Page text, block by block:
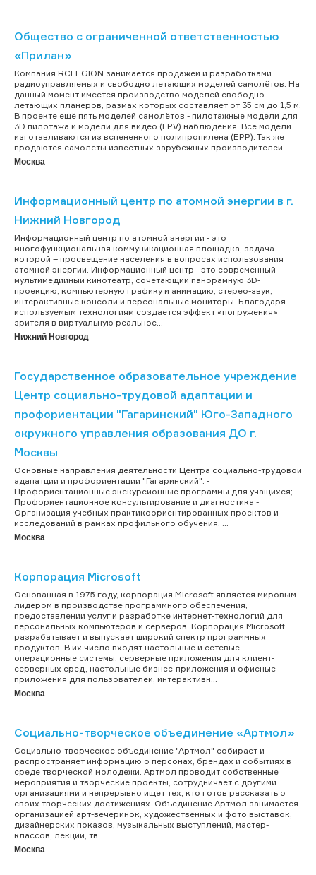
Общество с ограниченной ответственностью
«Прилан»
Компания RCLEGION занимается продажей и разработками
радиоуправляемых и свободно летающих моделей самолётов. На
данный момент имеется производство моделей свободно
летающих планеров, размах которых составляет от 35 см до 1,5 м.
В проекте ещё пять моделей самолётов - пилотажные модели для
3D пилотажа и модели для видео (FPV) наблюдения. Все модели
изготавливаются из вспененного полипропилена (EPP). Так же
продаются самолёты известных зарубежных производителей. ...
Москва
Информационный центр по атомной энергии в г.
Нижний Новгород
Информационный центр по атомной энергии - это
многофункциональная коммуникационная площадка, задача
которой – просвещение населения в вопросах использования
атомной энергии. Информационный центр - это современный
мультимедийный кинотеатр, сочетающий панорамную 3D-
проекцию, компьютерную графику и анимацию, стерео-звук,
интерактивные консоли и персональные мониторы. Благодаря
используемым технологиям создается эффект «погружения»
зрителя в виртуальную реальнос...
Нижний Новгород
Государственное образовательное учреждение
Центр социально-трудовой адаптации и
профориентации "Гагаринский" Юго-Западного
окружного управления образования ДО г.
Москвы
Основные направления деятельности Центра социально-трудовой
адапатции и профориентации "Гагаринский": -
Профориентационные экскурсионные программы для учащихся; -
Профориентационное консультирование и диагностика -
Организация учебных практикоориентированных проектов и
исследований в рамках профильного обучения. ...
Москва
Корпорация Microsoft
Основанная в 1975 году, корпорация Microsoft является мировым
лидером в производстве программного обеспечения,
предоставлении услуг и разработке интернет-технологий для
персональных компьютеров и серверов. Корпорация Microsoft
разрабатывает и выпускает широкий спектр программных
продуктов. В их число входят настольные и сетевые
операционные системы, серверные приложения для клиент-
серверных сред, настольные бизнес-приложения и офисные
приложения для пользователей, интерактивн...
Москва
Социально-творческое объединение «Артмол»
Социально-творческое объединение "Артмол" собирает и
распространяет информацию о персонах, брендах и событиях в
среде творческой молодежи. Артмол проводит собственные
мероприятия и творческие проекты, сотрудничает с другими
организациями и непрерывно ищет тех, кто готов рассказать о
своих творческих достижениях. Объединение Артмол занимается
организацией арт-вечеринок, художественных и фото выставок,
дизайнерских показов, музыкальных выступлений, мастер-
классов, лекций, тв...
Москва